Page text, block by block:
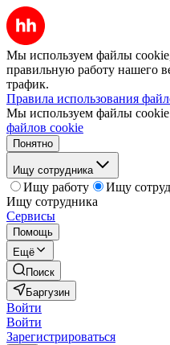
Мы используем файлы
правильную работу нашего
трафик.
Правила использования
Мы используем файлы
файлов cookie
Понятно
Ищу сотрудника
Ищу работу
Ищу
Ищу сотрудника
Сервисы
Помощь
Ещё
Поиск
Баргузин
Войти
Войти
Зарегистрироваться